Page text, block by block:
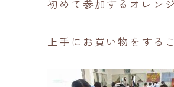
初めて参加するオレン
上手にお買い物をする